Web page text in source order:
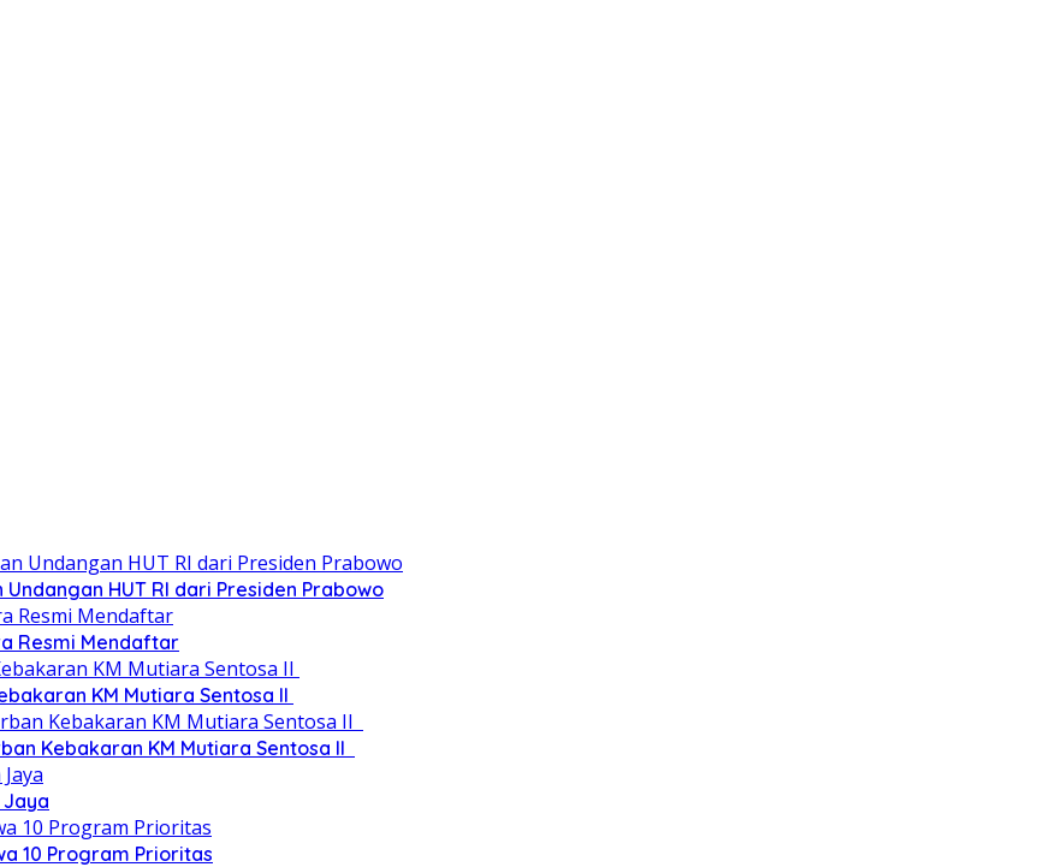
HUT RI dari Presiden Prabowo
Resmi Mendaftar
KM Mutiara Sentosa II
Kebakaran KM Mutiara Sentosa II
Jaya
10 Program Prioritas